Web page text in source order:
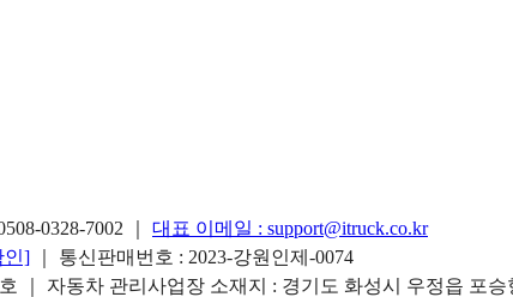
0328-7002 대표 이메일 : support@itruck.co.kr
인]
｜ 통신판매번호 : 2023-강원인제-0074
｜ 자동차 관리사업장 소재지 : 경기도 화성시 우정읍 포승